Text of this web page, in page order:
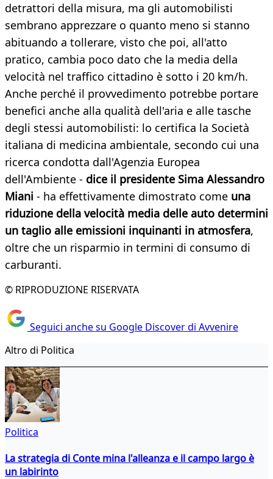
detrattori della misura, ma gli automobilisti
sembrano apprezzare o quanto meno si stanno
abituando a tollerare, visto che poi, all'atto
pratico, cambia poco dato che la media della
velocità nel traffico cittadino è sotto i 20 km/h.
Anche perché il provvedimento potrebbe portare
benefici anche alla qualità dell'aria e alle tasche
degli stessi automobilisti: lo certifica la Società
italiana di medicina ambientale, secondo cui una
ricerca condotta dall'Agenzia Europea
dell'Ambiente - dice il presidente Sima Alessandro
Miani - ha effettivamente dimostrato come una
riduzione della velocità media delle auto determini
un taglio alle emissioni inquinanti in atmosfera,
oltre che un risparmio in termini di consumo di
carburanti.
© RIPRODUZIONE RISERVATA
Seguici anche su Google Discover di Avvenire
Altro di Politica
Politica
La strategia di Conte mina l'alleanza e il campo largo è
un labirinto